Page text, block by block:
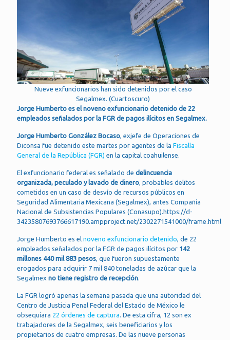
Nueve exfuncionarios han sido detenidos por el caso
Segalmex. (Cuartoscuro)
Jorge Humberto es el noveno exfuncionario detenido de 22
empleados señalados por la FGR de pagos ilícitos en Segalmex.
Jorge Humberto González Bocaso, exjefe de Operaciones de
Diconsa fue detenido este martes por agentes de la Fiscalía
General de la República (FGR) en la capital coahuilense.
El exfuncionario federal es señalado de delincuencia
organizada, peculado y lavado de dinero, probables delitos
cometidos en un caso de desvío de recursos públicos en
Seguridad Alimentaria Mexicana (Segalmex), antes Compañía
Nacional de Subsistencias Populares (Conasupo).https://d-
34235807693766617190.ampproject.net/2302271541000/frame.html
Jorge Humberto es el noveno exfuncionario detenido, de 22
empleados señalados por la FGR de pagos ilícitos por 142
millones 440 mil 883 pesos, que fueron supuestamente
erogados para adquirir 7 mil 840 toneladas de azúcar que la
Segalmex no tiene registro de recepción.
La FGR logró apenas la semana pasada que una autoridad del
Centro de Justicia Penal Federal del Estado de México le
obsequiara 22 órdenes de captura. De esta cifra, 12 son ex
trabajadores de la Segalmex, seis beneficiarios y los
propietarios de cuatro empresas. De las nueve personas